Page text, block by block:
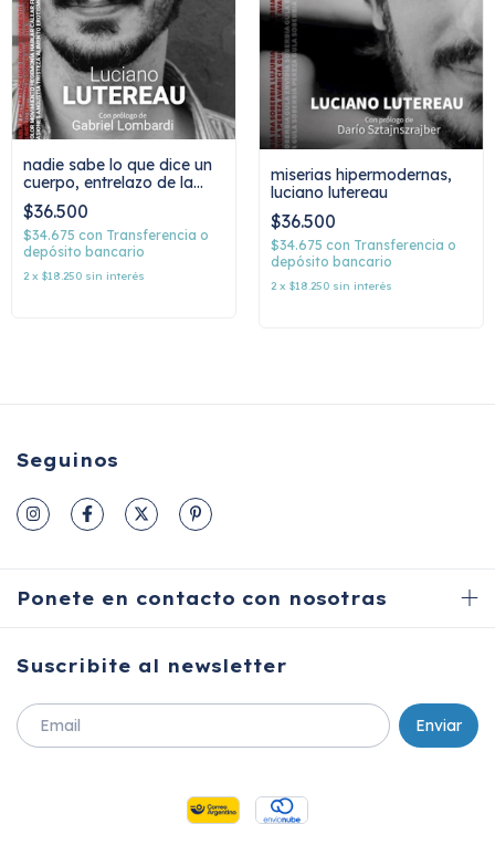
nadie sabe lo que dice un
cuerpo, entrelazo de la
piel, la carne y la palabra,
luciano lutereau
$36.500
$34.675 con Transferencia o
depósito bancario
2 x $18.250 sin interés
miserias hipermodernas,
luciano lutereau
$36.500
$34.675 con Transferencia o
depósito bancario
2 x $18.250 sin interés
Seguinos
Ponete en contacto con nosotras
Suscribite al newsletter